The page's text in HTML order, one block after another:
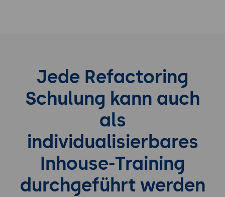
Jede Refactoring
Schulung kann auch
als
individualisierbares
Inhouse-Training
durchgeführt werden